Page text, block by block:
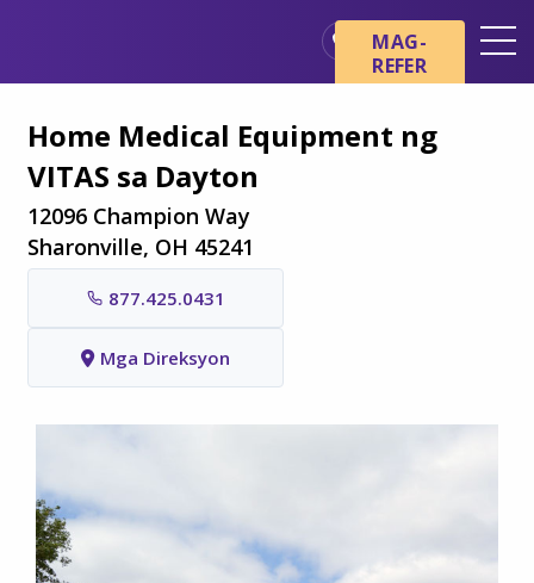
Mga Pangunahing Kaalaman
tungkol sa Hospice
Ang aming mga Serbisyo
Healthcare Professionals
Pamilya at Mga Tagapag-
alaga
MAG-
REFER
Home Medical Equipment ng
VITAS sa Dayton
12096 Champion Way
Sharonville, OH 45241
877.425.0431
Mga Direksyon